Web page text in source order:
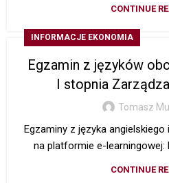
CONTINUE
INFORMACJE EKONOMIA
Egzamin z języków
I stopnia
Tomasz
Egzaminy z języka
na platformie e-learningowej:
CONTINUE